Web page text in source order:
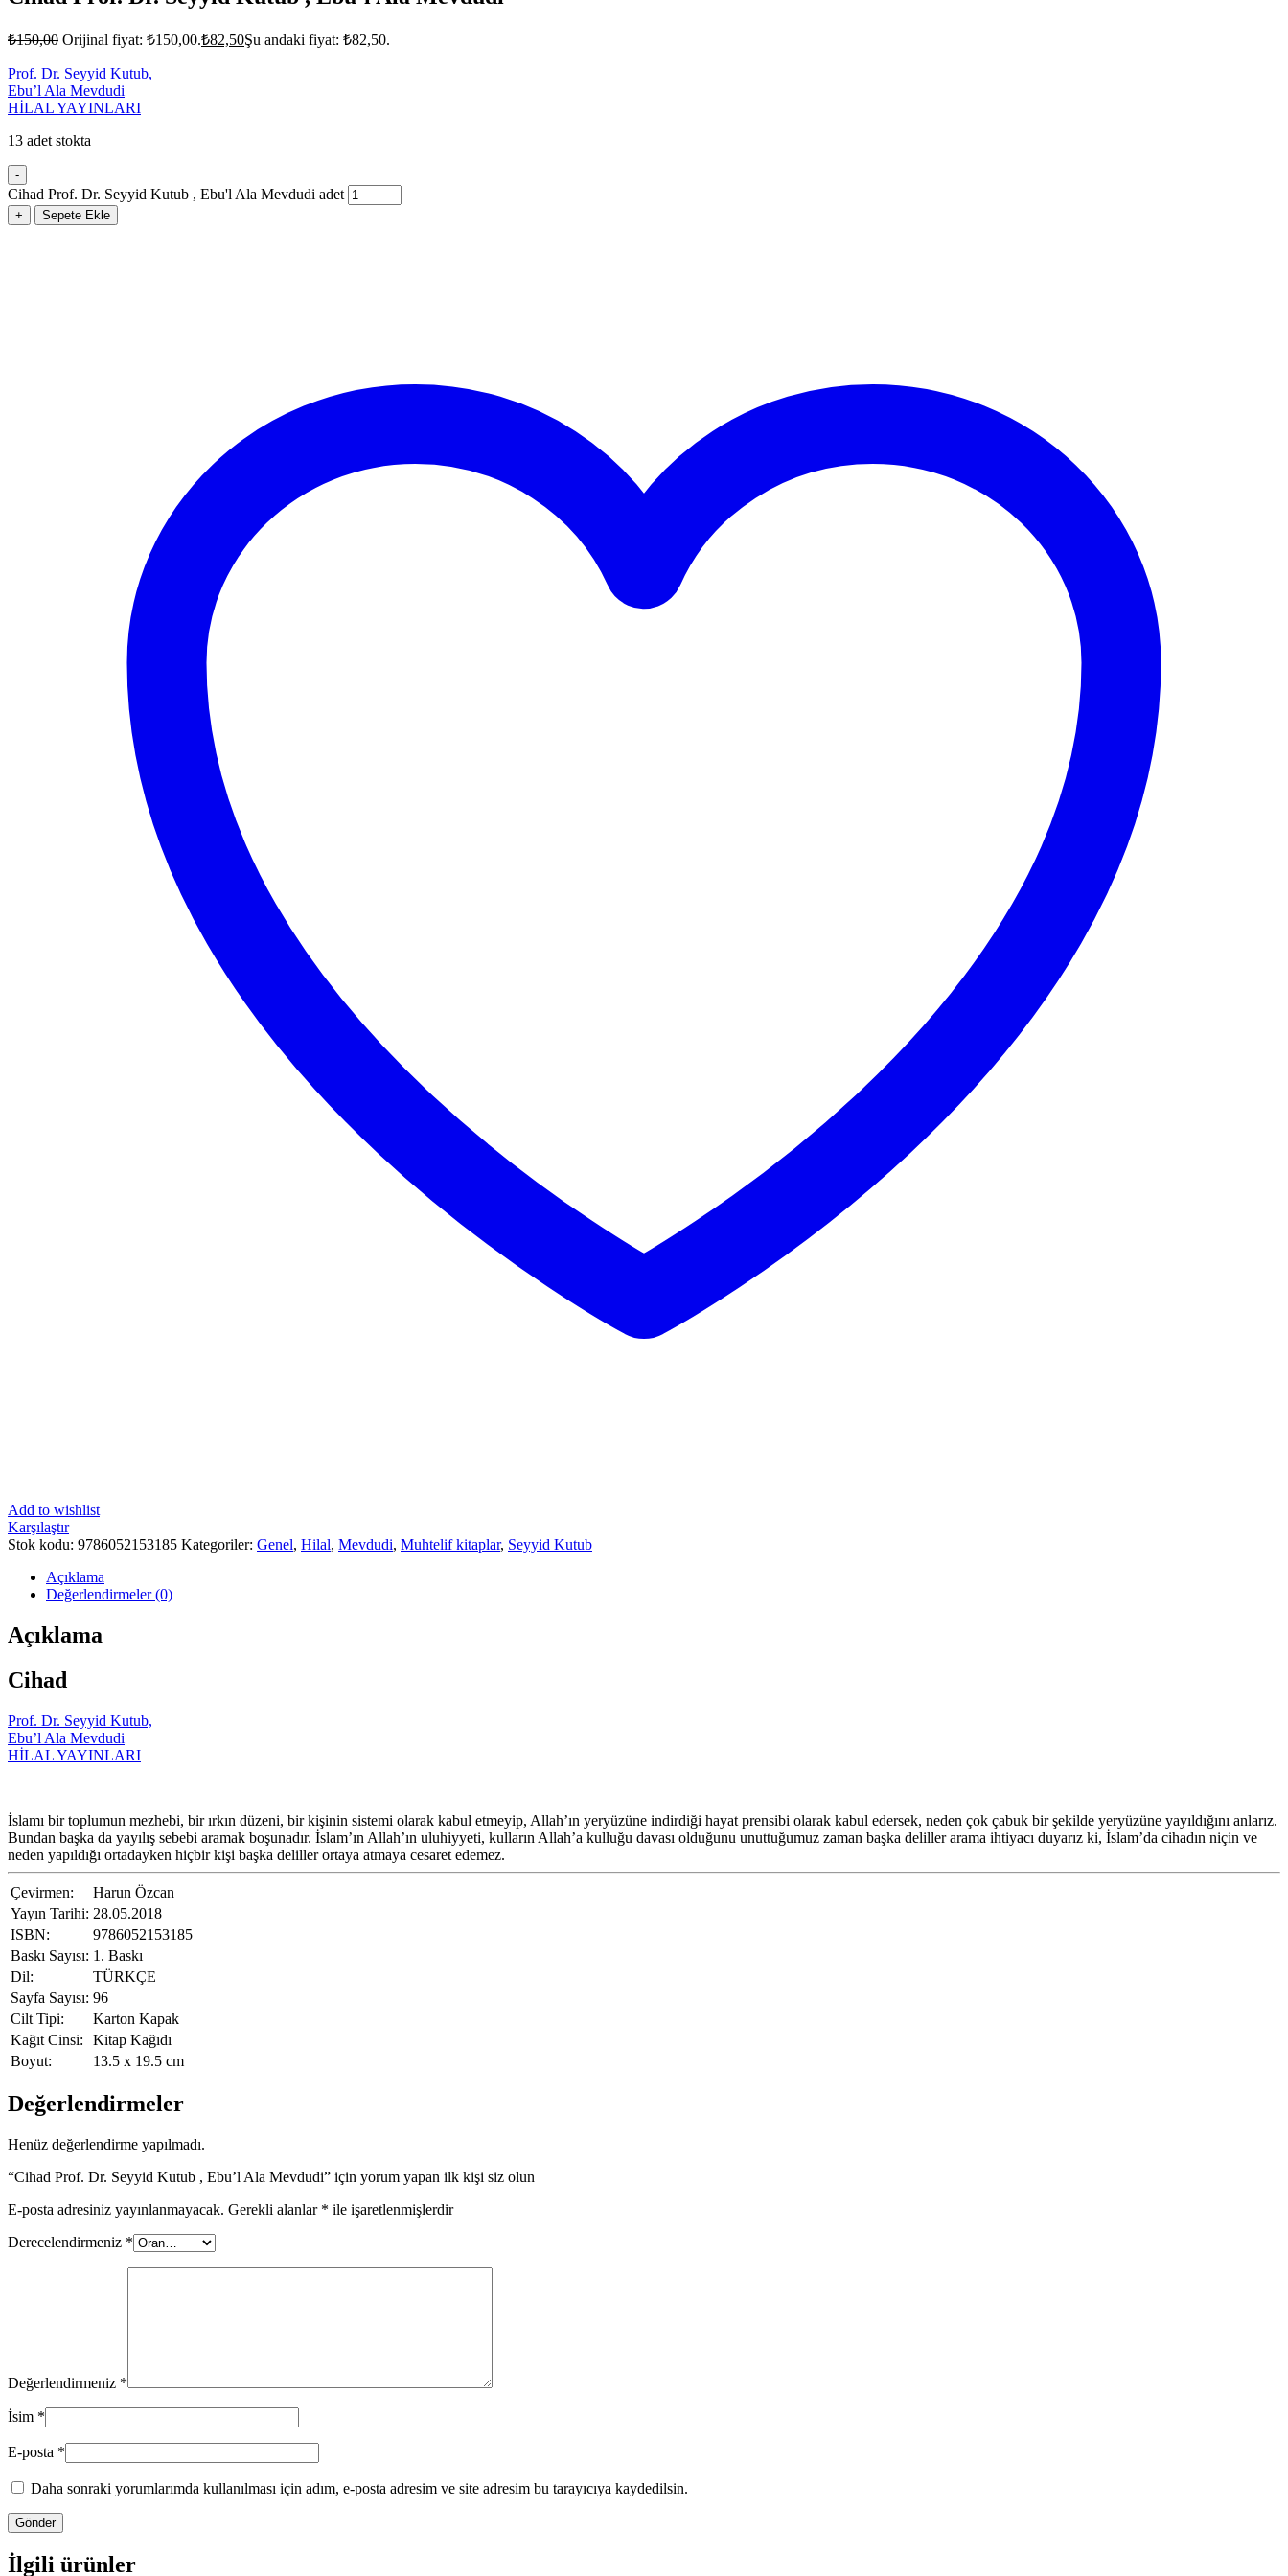
₺150,00 Orijinal fiyat: ₺150,00.₺82,50Şu andaki fiyat: ₺82,50.
Prof. Dr. Seyyid Kutub,
Ebu’l Ala Mevdudi
HİLAL YAYINLARI
13 adet stokta
-
Cihad Prof. Dr. Seyyid Kutub , Ebu'l Ala Mevdudi adet
+ Sepete Ekle
Add to wishlist
Karşılaştır
Stok kodu: 9786052153185 Kategoriler: Genel, Hilal, Mevdudi, Muhtelif kitaplar, Seyyid Kutub
Açıklama
Değerlendirmeler (0)
Açıklama
Cihad
Prof. Dr. Seyyid Kutub,
Ebu’l Ala Mevdudi
HİLAL YAYINLARI
İslamı bir toplumun mezhebi, bir ırkın düzeni, bir kişinin sistemi olarak kabul etmeyip, Allah’ın yeryüzüne indirdiği hayat prensibi olarak kabul edersek, neden çok çabuk bir şekilde yeryüzüne yayıldığını anlarız.
Bundan başka da yayılış sebebi aramak boşunadır. İslam’ın Allah’ın uluhiyyeti, kulların Allah’a kulluğu davası olduğunu unuttuğumuz zaman başka deliller arama ihtiyacı duyarız ki, İslam’da cihadın niçin ve
neden yapıldığı ortadayken hiçbir kişi başka deliller ortaya atmaya cesaret edemez.
Çevirmen:
Harun Özcan
Yayın Tarihi: 28.05.2018
ISBN:
9786052153185
Baskı Sayısı: 1. Baskı
Dil:
TÜRKÇE
Sayfa Sayısı: 96
Cilt Tipi:
Karton Kapak
Kağıt Cinsi:
Kitap Kağıdı
Boyut:
13.5 x 19.5 cm
Değerlendirmeler
Henüz değerlendirme yapılmadı.
“Cihad Prof. Dr. Seyyid Kutub , Ebu’l Ala Mevdudi” için yorum yapan ilk kişi siz olun
E-posta adresiniz yayınlanmayacak. Gerekli alanlar * ile işaretlenmişlerdir
Derecelendirmeniz *
Değerlendirmeniz *
İsim *
E-posta *
Daha sonraki yorumlarımda kullanılması için adım, e-posta adresim ve site adresim bu tarayıcıya kaydedilsin.
İlgili ürünler